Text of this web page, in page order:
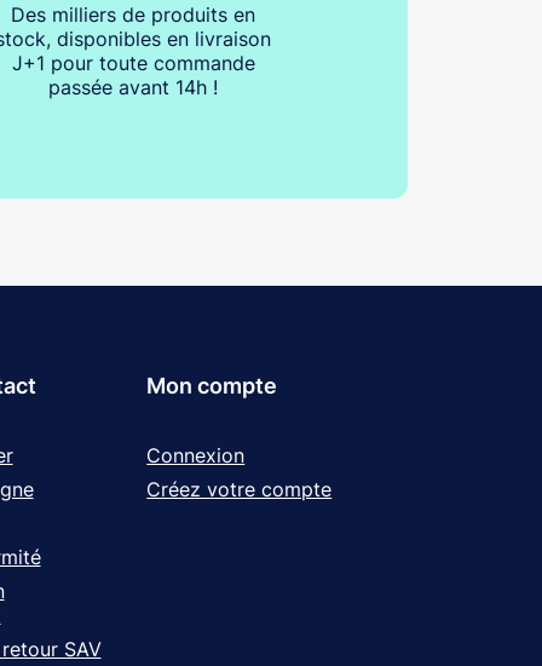
Des milliers de produits en
disponibles en livraison
J+1 pour toute commande
passée avant 14h !
SAV
Mon compte
Connexion
Créez votre compte